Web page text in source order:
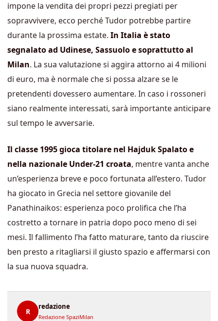
impone la vendita dei propri pezzi pregiati per
sopravvivere, ecco perché Tudor potrebbe partire
durante la prossima estate. In Italia è stato
segnalato ad Udinese, Sassuolo e soprattutto al
Milan. La sua valutazione si aggira attorno ai 4 milioni
di euro, ma è normale che si possa alzare se le
pretendenti dovessero aumentare. In caso i rossoneri
siano realmente interessati, sarà importante anticipare
sul tempo le avversarie.
Il classe 1995 gioca titolare nel Hajduk Spalato e
nella nazionale Under-21 croata, mentre vanta anche
un’esperienza breve e poco fortunata all’estero. Tudor
ha giocato in Grecia nel settore giovanile del
Panathinaikos: esperienza poco prolifica che l’ha
costretto a tornare in patria dopo poco meno di sei
mesi. Il fallimento l’ha fatto maturare, tanto da riuscire
ben presto a ritagliarsi il giusto spazio e affermarsi con
la sua nuova squadra.
R
redazione
Redazione SpaziMilan